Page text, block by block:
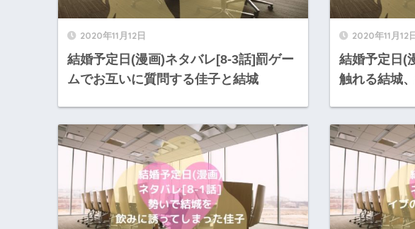
2020年11月12日
結婚予定日(漫画)ネタバレ[8-3話]罰ゲー
ムでお互いに質問する佳子と結城
2020年11月12
結婚予定日(
触れる結城